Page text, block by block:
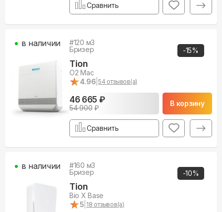
Сравнить
-15%
#120 м3
Бризер
Tion
O2 Mac
★
★4.96 |54 отзывов(а)
46 665 ₽
54 900₽
В корзину
в наличии
Сравнить
-10%
#160 м3
Бризер
Tion
Bio X Base
★
★5 18 отзывов(а)
в наличии